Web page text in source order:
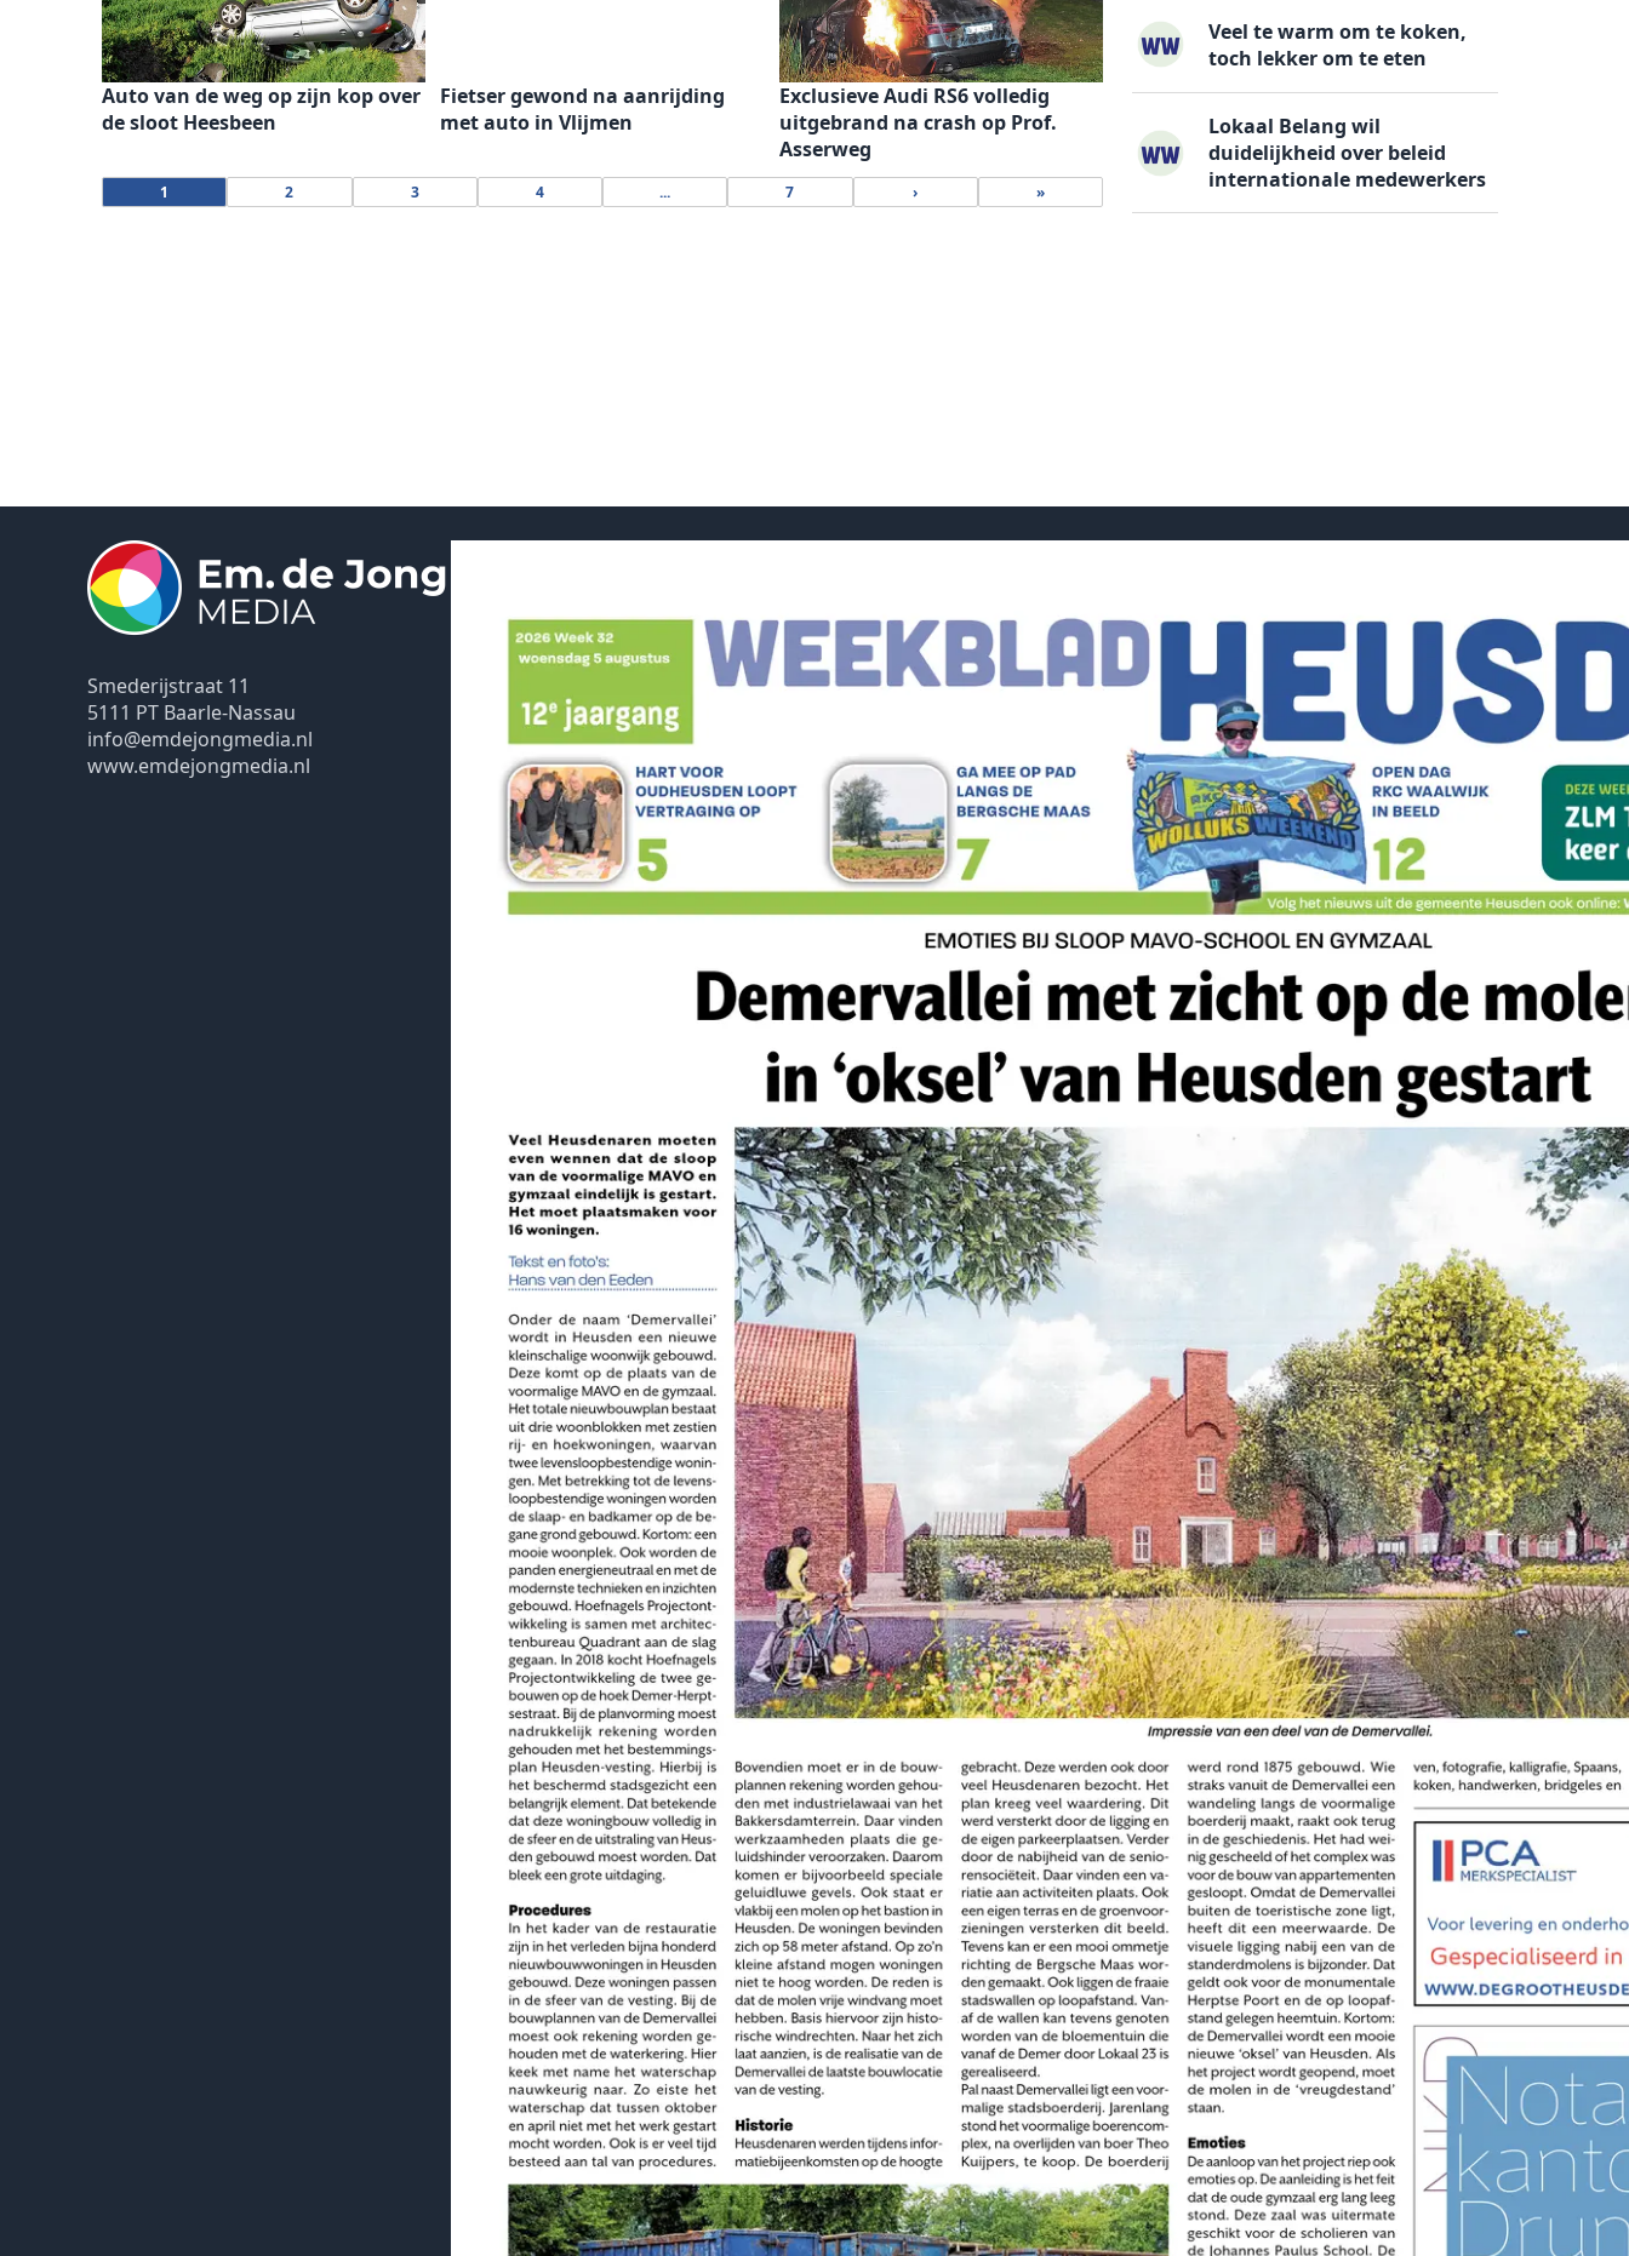
Auto van de weg op zijn kop over
de sloot Heesbeen
Fietser gewond na aanrijding
met auto in Vlijmen
Exclusieve Audi RS6 volledig
uitgebrand na crash op Prof.
Asserweg
1 2 3 4 ... 7 › »
Veel te warm om te koken,
toch lekker om te eten
Lokaal Belang wil
duidelijkheid over beleid
internationale medewerkers
Smederijstraat 11
5111 PT Baarle-Nassau
info@emdejongmedia.nl
www.emdejongmedia.nl